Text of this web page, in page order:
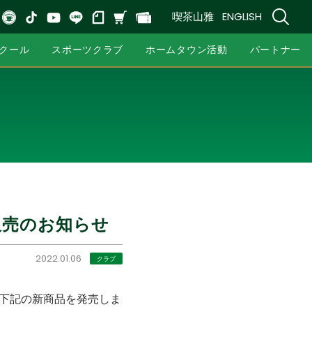
喫茶山雅 ENGLISH
ール スポーツクラブ ホームタウン活動 パートナー
のお知らせ
2022.01.06 クラブ
記の新商品を発売しま